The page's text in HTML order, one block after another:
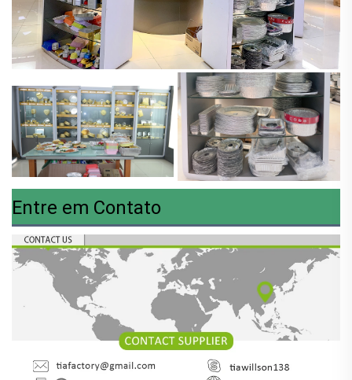
Entre em Contato